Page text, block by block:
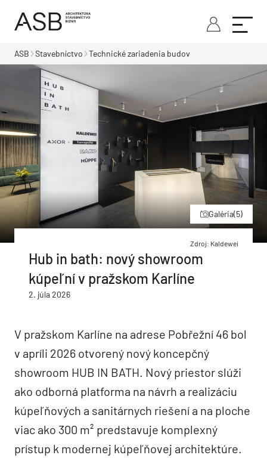
ASB Stavebníctvo Technické zariadenia budov
Galéria(5)
Zdroj: Kaldewei
Hub in bath: nový showroom
kúpeľní v pražskom Karlíne
2. júla 2026
V pražskom Karlíne na adrese Pobřežní 46 bol
v apríli 2026 otvorený nový koncepčný
showroom HUB IN BATH. Nový priestor slúži
ako odborná platforma na návrh a realizáciu
kúpeľňových a sanitárnych riešení a na ploche
viac ako 300 m² predstavuje komplexný
prístup k modernej kúpeľňovej architektúre.